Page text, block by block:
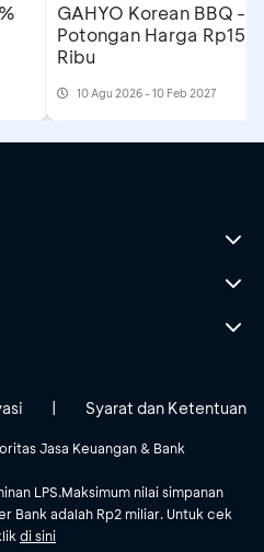
GAHYO Korean BBQ -
Potongan Harga Rp150
Ribu
10 Agu 2026 - 10 Feb 2027
Jasa Keuangan & Bank
LPS.Maksimum nilai simpanan
Bank adalah Rp2 miliar. Untuk cek
di sini
Syarat dan Ketentuan